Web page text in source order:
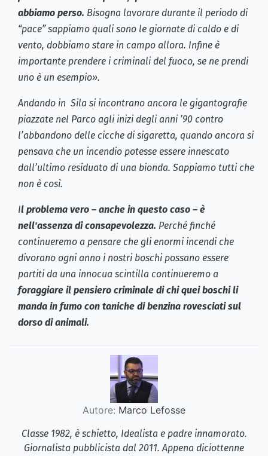
abbiamo perso. Bisogna lavorare durante il periodo di
“pace” sappiamo quali sono le giornate di caldo e di
vento, dobbiamo stare in campo allora. Infine è
importante prendere i criminali del fuoco, se ne prendi
uno è un esempio».
Andando in Sila si incontrano ancora le gigantografie
piazzate nel Parco agli inizi degli anni ’90 contro
l’abbandono delle cicche di sigaretta, quando ancora si
pensava che un incendio potesse essere innescato
dall’ultimo residuato di una bionda. Sappiamo tutti che
non è così.
Il problema vero – anche in questo caso – è
nell'assenza di consapevolezza. Perché finché
continueremo a pensare che gli enormi incendi che
divorano ogni anno i nostri boschi possano essere
partiti da una innocua scintilla continueremo a
foraggiare il pensiero criminale di chi quei boschi li
manda in fumo con taniche di benzina rovesciati sul
dorso di animali.
Autore: Marco Lefosse
Classe 1982, è schietto, Idealista e padre innamorato.
Giornalista pubblicista dal 2011. Appena diciottenne